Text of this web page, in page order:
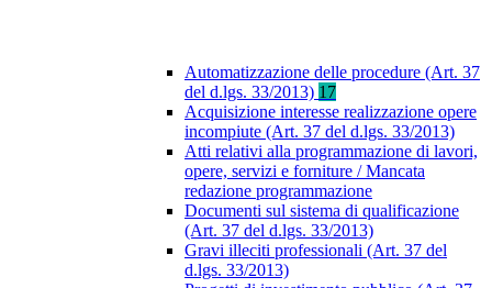
Automatizzazione delle procedure (Art. 37
del d.lgs. 33/2013) 17
Acquisizione interesse realizzazione opere
incompiute (Art. 37 del d.lgs. 33/2013)
Atti relativi alla programmazione di lavori,
opere, servizi e forniture / Mancata
redazione programmazione
Documenti sul sistema di qualificazione
(Art. 37 del d.lgs. 33/2013)
Gravi illeciti professionali (Art. 37 del
d.lgs. 33/2013)